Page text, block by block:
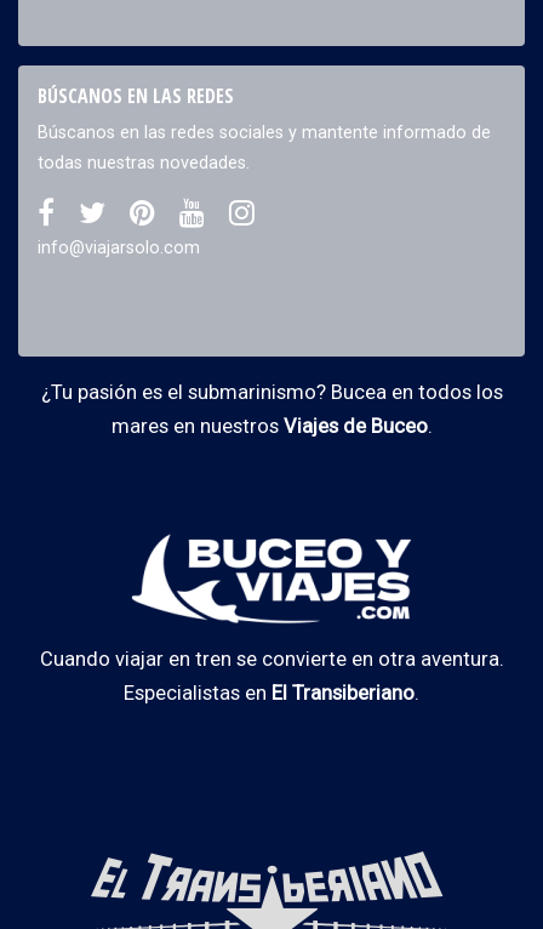
BÚSCANOS EN LAS REDES
Búscanos en las redes sociales y mantente informado de
todas nuestras novedades.
info@viajarsolo.com
¿Tu pasión es el submarinismo? Bucea en todos los
mares en nuestros Viajes de Buceo.
Cuando viajar en tren se convierte en otra aventura.
Especialistas en El Transiberiano.